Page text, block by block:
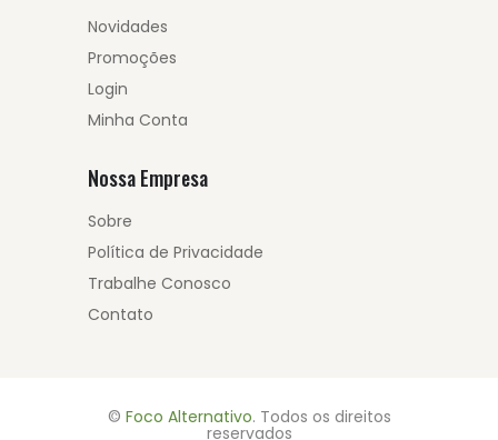
Novidades
Promoções
Login
Minha Conta
Nossa Empresa
Sobre
Política de Privacidade
Trabalhe Conosco
Contato
© Foco Alternativo. Todos os direitos
reservados